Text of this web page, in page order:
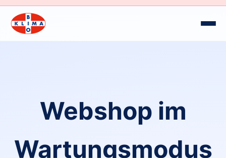
Webshop im
Wartungsmodus